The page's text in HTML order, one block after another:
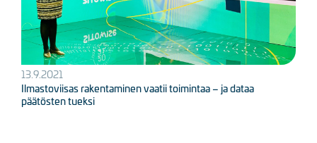
13.9.2021
Ilmastoviisas rakentaminen vaatii toimintaa – ja dataa
päätösten tueksi